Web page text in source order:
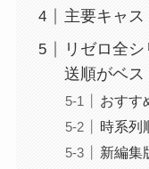
主要キャス
リゼロ全
送順がベス
おすす
時系列
新編集